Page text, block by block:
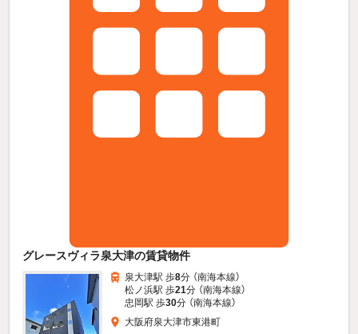
グレースヴィラ泉大津の賃貸物件
泉大津駅 歩8分 （南海本線）
松ノ浜駅 歩21分 （南海本線）
忠岡駅 歩30分 （南海本線）
大阪府泉大津市東港町